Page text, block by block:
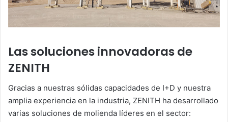
Las soluciones innovadoras de
ZENITH
Gracias a nuestras sólidas capacidades de I+D y nuestra
amplia experiencia en la industria, ZENITH ha desarrollado
varias soluciones de molienda líderes en el sector: